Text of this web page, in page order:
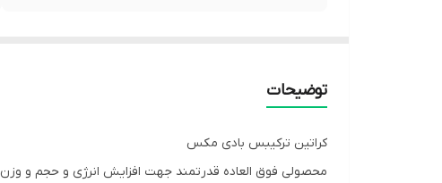
توضیحات
کراتین ترکیبس بادی مکس
محصولی فوق العاده قدرتمند جهت افزایش انرژی و حجم و وزن